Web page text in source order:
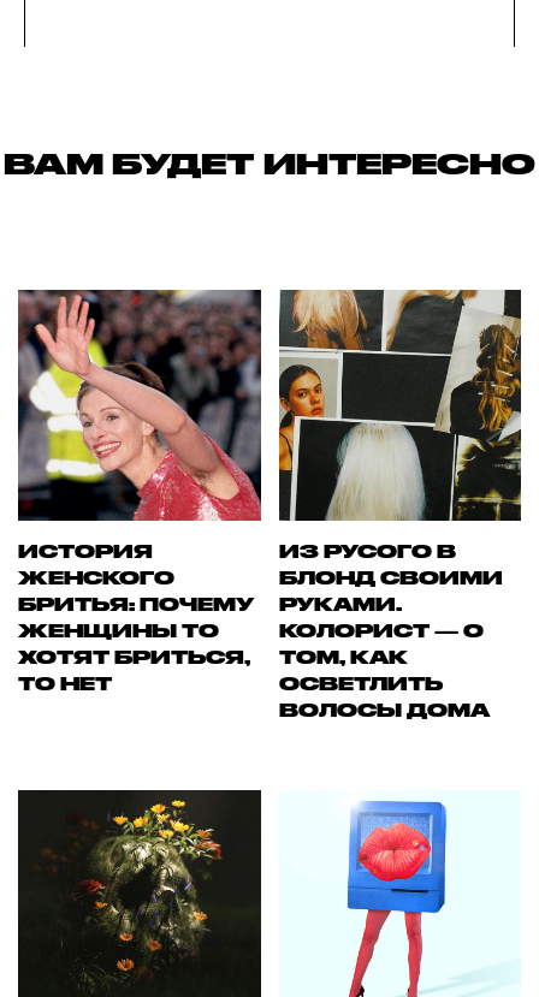
ВАМ БУДЕТ ИНТЕРЕСНО
ИСТОРИЯ
ЖЕНСКОГО
БРИТЬЯ: ПОЧЕМУ
ЖЕНЩИНЫ ТО
ХОТЯТ БРИТЬСЯ,
ТО НЕТ
ИЗ РУСОГО В
БЛОНД СВОИМИ
РУКАМИ.
КОЛОРИСТ — О
ТОМ, КАК
ОСВЕТЛИТЬ
ВОЛОСЫ ДОМА